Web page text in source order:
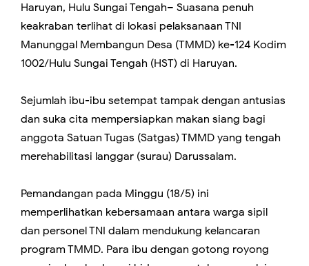
Haruyan, Hulu Sungai Tengah– Suasana penuh
keakraban terlihat di lokasi pelaksanaan TNI
Manunggal Membangun Desa (TMMD) ke-124 Kodim
1002/Hulu Sungai Tengah (HST) di Haruyan.
Sejumlah ibu-ibu setempat tampak dengan antusias
dan suka cita mempersiapkan makan siang bagi
anggota Satuan Tugas (Satgas) TMMD yang tengah
merehabilitasi langgar (surau) Darussalam.
Pemandangan pada Minggu (18/5) ini
memperlihatkan kebersamaan antara warga sipil
dan personel TNI dalam mendukung kelancaran
program TMMD. Para ibu dengan gotong royong